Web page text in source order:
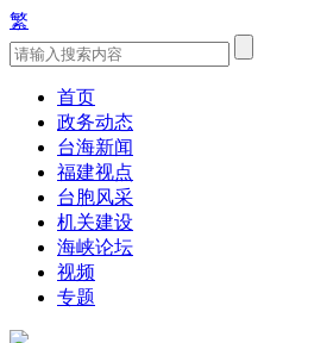
繁
首页
政务动态
台海新闻
福建视点
台胞风采
机关建设
海峡论坛
视频
专题